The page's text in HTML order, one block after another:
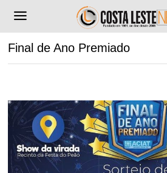
Final de Ano Premiado